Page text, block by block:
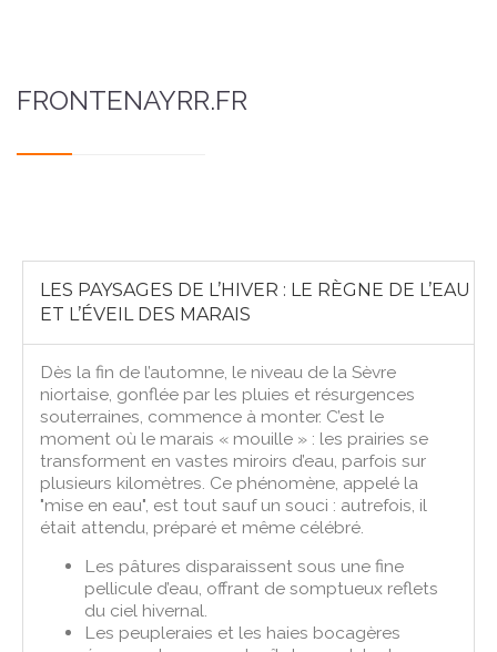
FRONTENAYRR.FR
LES PAYSAGES DE L’HIVER : LE RÈGNE DE L’EAU
ET L’ÉVEIL DES MARAIS
Dès la fin de l’automne, le niveau de la Sèvre
niortaise, gonflée par les pluies et résurgences
souterraines, commence à monter. C’est le
moment où le marais « mouille » : les prairies se
transforment en vastes miroirs d’eau, parfois sur
plusieurs kilomètres. Ce phénomène, appelé la
"mise en eau", est tout sauf un souci : autrefois, il
était attendu, préparé et même célébré.
Les pâtures disparaissent sous une fine
pellicule d’eau, offrant de somptueux reflets
du ciel hivernal.
Les peupleraies et les haies bocagères